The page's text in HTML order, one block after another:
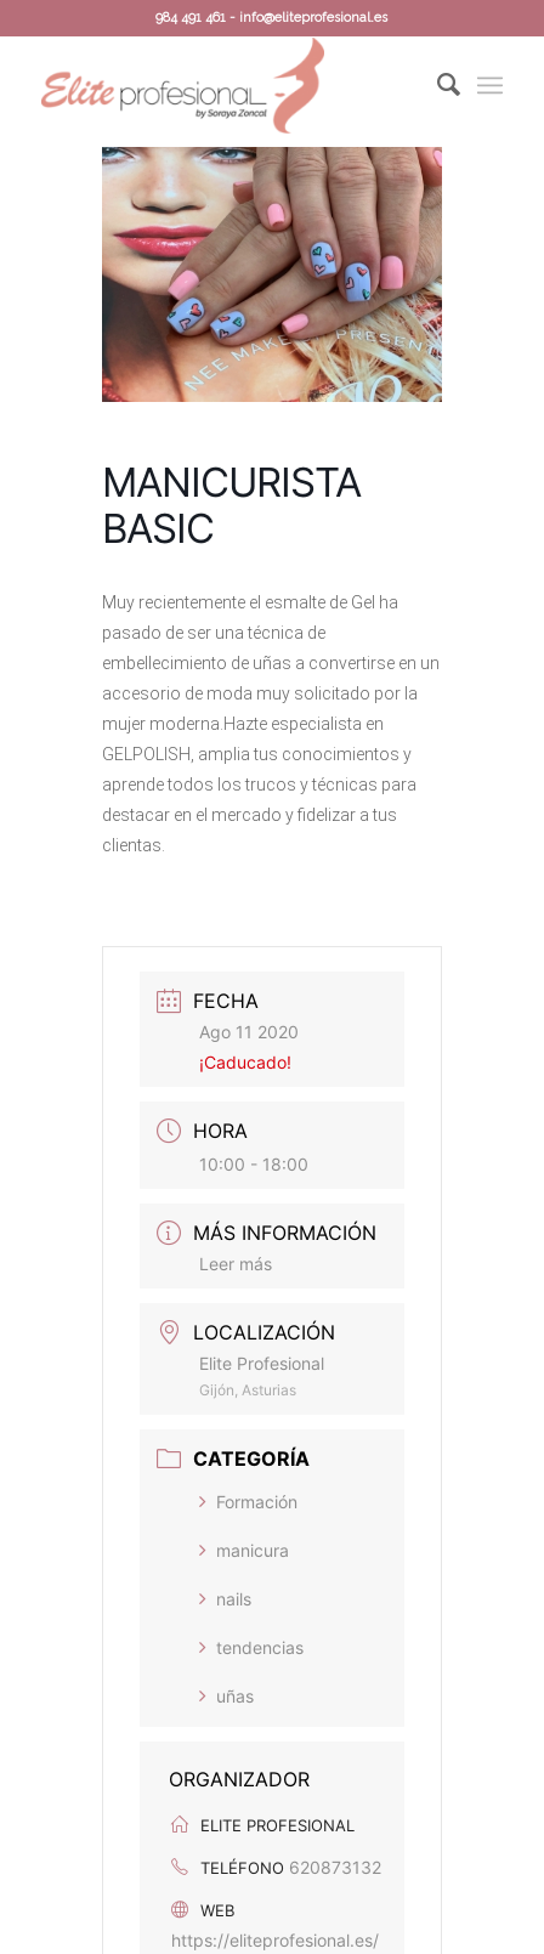
984 491 461 - info@eliteprofesional.es
MANICURISTA
BASIC
Muy recientemente el esmalte de Gel ha
pasado de ser una técnica de
embellecimiento de uñas a convertirse en un
accesorio de moda muy solicitado por la
mujer moderna.Hazte especialista en
GELPOLISH, amplia tus conocimientos y
aprende todos los trucos y técnicas para
destacar en el mercado y fidelizar a tus
clientas.
FECHA
Ago 11 2020
¡Caducado!
HORA
10:00 - 18:00
MÁS INFORMACIÓN
Leer más
LOCALIZACIÓN
Elite Profesional
Gijón, Asturias
CATEGORÍA
Formación
manicura
nails
tendencias
uñas
ORGANIZADOR
ELITE PROFESIONAL
TELÉFONO 620873132
WEB
https://eliteprofesional.es/